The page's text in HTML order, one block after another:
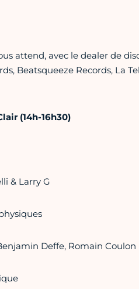
attend, avec le dealer de
Beatsqueeze Records, La
(14h-16h30)
& Larry G
Deffe, Romain Coulon